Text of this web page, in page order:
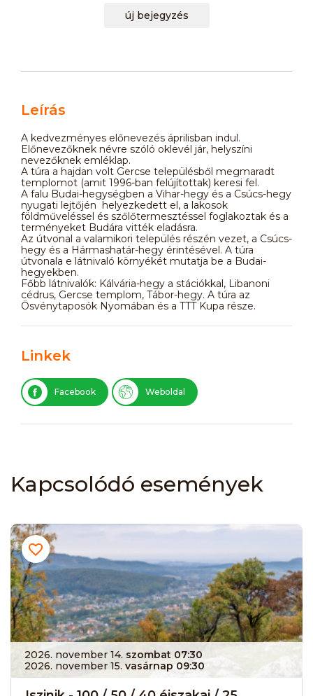
új bejegyzés
Leírás
A kedvezményes előnevezés áprilisban indul.
Előnevezőknek névre szóló oklevél jár, helyszíni
nevezőknek emléklap.
A túra a hajdan volt Gercse településből megmaradt
templomot (amit 1996-ban felújítottak) keresi fel.
A falu Budai-hegységben a Vihar-hegy és a Csúcs-hegy
nyugati lejtőjén helyezkedett el, a lakosok
földműveléssel és szőlőtermesztéssel foglakoztak és a
terményeket Budára vitték eladásra.
Az útvonal a valamikori település részén vezet, a Csúcs-
hegy és a Hármashatár-hegy érintésével. A túra
útvonala e látnivaló környékét mutatja be a Budai-
hegyekben.
Főbb látnivalók: Kálvária-hegy a stációkkal, Libanoni
cédrus, Gercse templom, Tábor-hegy. A túra az
Ösvénytaposók Nyomában és a TTT Kupa része.
Linkek
Facebook Weboldal
Kapcsolódó események
2026. november 14. szombat 07:30
2026. november 15. vasárnap 09:30